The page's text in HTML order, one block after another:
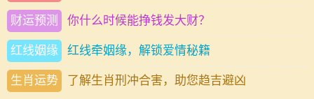
财运预测 你什么时候能挣钱发大财？
红线姻缘 红线牵姻缘，解锁爱情秘籍
生肖运势 了解生肖刑冲合害，助您趋吉避凶
命理学在中国传统文化中占据着重要